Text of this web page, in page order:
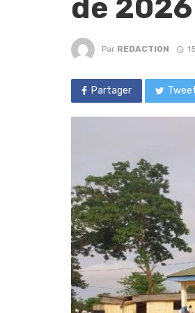
de 2026
Par REDACTION
Partager